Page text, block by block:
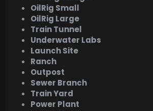
OilRig Small
OilRig Large
Train Tunnel
Underwater Labs
Launch Site
Ranch
Outpost
Sewer Branch
Train Yard
Power Plant